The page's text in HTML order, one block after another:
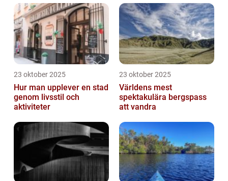
23 oktober 2025
Hur man upplever en stad
genom livsstil och
aktiviteter
23 oktober 2025
Världens mest
spektakulära bergspass
att vandra